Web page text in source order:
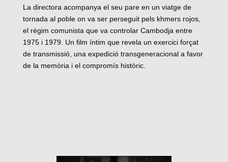
La directora acompanya el seu pare en un viatge de
tornada al poble on va ser perseguit pels khmers rojos,
el règim comunista que va controlar Cambodja entre
1975 i 1979. Un film íntim que revela un exercici forçat
de transmissió, una expedició transgeneracional a favor
de la memòria i el compromís històric.